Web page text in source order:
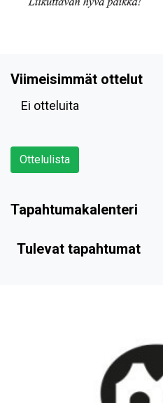
Viimeisimmät ottelut
Ei otteluita
Ottelulista
Tapahtumakalenteri
Tulevat tapahtumat